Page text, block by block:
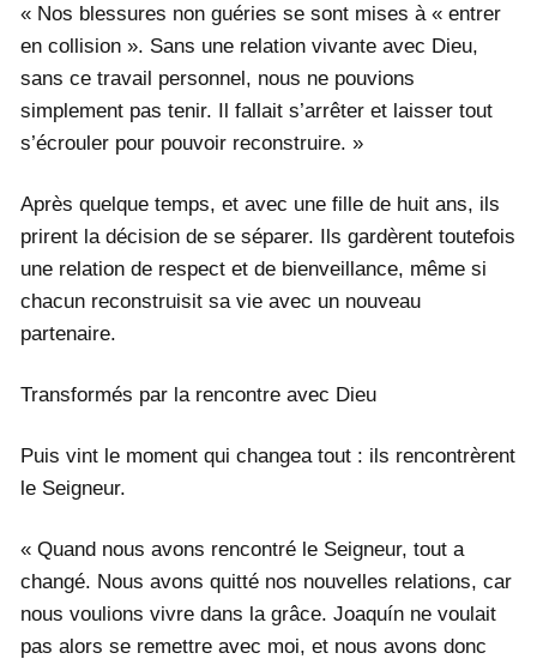
« Nos blessures non guéries se sont mises à « entrer
en collision ». Sans une relation vivante avec Dieu,
sans ce travail personnel, nous ne pouvions
simplement pas tenir. Il fallait s’arrêter et laisser tout
s’écrouler pour pouvoir reconstruire. »
Après quelque temps, et avec une fille de huit ans, ils
prirent la décision de se séparer. Ils gardèrent toutefois
une relation de respect et de bienveillance, même si
chacun reconstruisit sa vie avec un nouveau
partenaire.
Transformés par la rencontre avec Dieu
Puis vint le moment qui changea tout : ils rencontrèrent
le Seigneur.
« Quand nous avons rencontré le Seigneur, tout a
changé. Nous avons quitté nos nouvelles relations, car
nous voulions vivre dans la grâce. Joaquín ne voulait
pas alors se remettre avec moi, et nous avons donc